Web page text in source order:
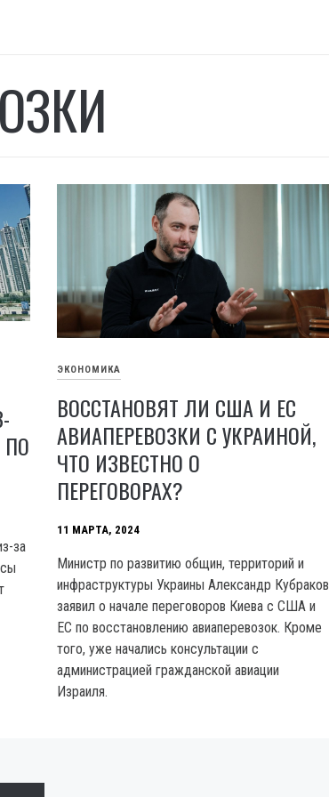
за
ЭКОНОМИКА
ВОССТАНОВЯТ ЛИ США И ЕС
АВИАПЕРЕВОЗКИ С УКРАИНОЙ,
ЧТО ИЗВЕСТНО О
ПЕРЕГОВОРАХ?
11 МАРТА, 2024
Министр по развитию общин, территорий и
инфраструктуры Украины Александр Кубраков
заявил о начале переговоров Киева с США и
ЕС по восстановлению авиаперевозок. Кроме
того, уже начались консультации с
администрацией гражданской авиации
Израиля.